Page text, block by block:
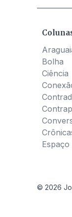
Bolha
Ciência
Espaço
© 2026